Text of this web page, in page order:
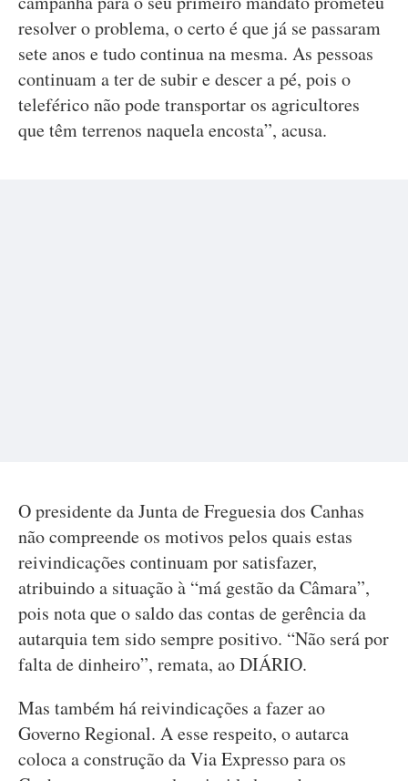
resolver o problema, o certo é que já se passaram
sete anos e tudo continua na mesma. As pessoas
continuam a ter de subir e descer a pé, pois o
teleférico não pode transportar os agricultores
que têm terrenos naquela encosta”, acusa.
O presidente da Junta de Freguesia dos Canhas
não compreende os motivos pelos quais estas
reivindicações continuam por satisfazer,
atribuindo a situação à “má gestão da Câmara”,
pois nota que o saldo das contas de gerência da
autarquia tem sido sempre positivo. “Não será por
falta de dinheiro”, remata, ao DIÁRIO.
Mas também há reivindicações a fazer ao
Governo Regional. A esse respeito, o autarca
coloca a construção da Via Expresso para os